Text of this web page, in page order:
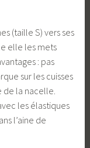
(taille S) vers ses
elle les mets
: pas
sur les cuisses
de la nacelle.
les élastiques
l’aine de